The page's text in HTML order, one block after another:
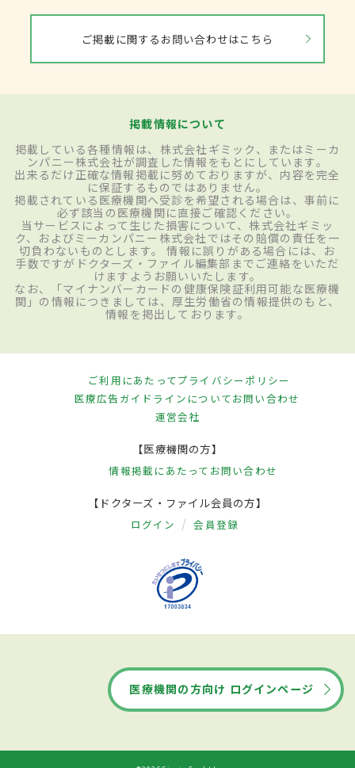
ご掲載に関するお問い合わせはこちら
掲載情報について
掲載している各種情報は、株式会社ギミック、またはミーカ
ンパニー株式会社が調査した情報をもとにしています。
出来るだけ正確な情報掲載に努めておりますが、内容を完全
に保証するものではありません。
掲載されている医療機関へ受診を希望される場合は、事前に
必ず該当の医療機関に直接ご確認ください。
当サービスによって生じた損害について、株式会社ギミッ
ク、およびミーカンパニー株式会社ではその賠償の責任を一
切負わないものとします。 情報に誤りがある場合には、お
手数ですがドクターズ・ファイル編集部までご連絡をいただ
けますようお願いいたします。
なお、「マイナンバーカードの健康保険証利用可能な医療機
関」の情報につきましては、厚生労働省の情報提供のもと、
情報を掲出しております。
ご利用にあたってプライバシーポリシー
医療広告ガイドラインについてお問い合わせ
運営会社
【医療機関の方】
情報掲載にあたって お問い合わせ
【ドクターズ・ファイル会員の方】
ログイン 会員登録
医療機関の方向け ログインページ